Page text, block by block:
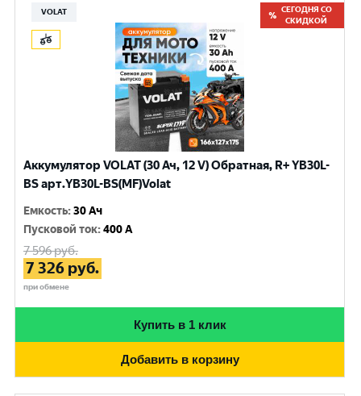
VOLAT
СЕГОДНЯ СО
СКИДКОЙ
Аккумулятор VOLAT (30 Ач, 12 V) Обратная, R+ YB30L-
BS арт.YB30L-BS(MF)Volat
Емкость:30 Ач
Пусковой ток:400 A
7 596руб.
7 326 руб.
при обмене
Купить в 1 клик
Добавить в корзину